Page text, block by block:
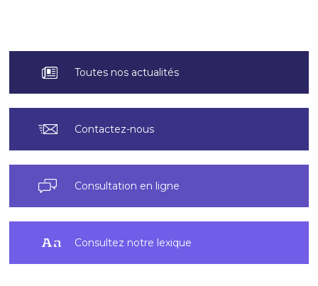
Toutes nos actualités
Contactez-nous
Consultation en ligne
Consultez notre lexique